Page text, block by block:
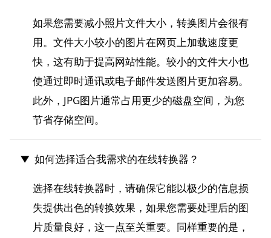
如果您需要减小照片文件大小，转换图片会很有
用。文件大小较小的图片在网页上加载速度更
快，这有助于提高网站性能。较小的文件大小也
使通过即时通讯或电子邮件发送图片更加容易。
此外，JPG图片通常占用更少的磁盘空间，为您
节省存储空间。
如何选择适合我需求的在线转换器？
选择在线转换器时，请确保它能以极少的信息损
失提供出色的转换效果，如果您需要处理后的图
片质量良好，这一点至关重要。同样重要的是，